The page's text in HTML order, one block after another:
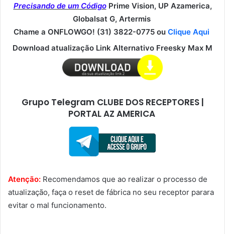
Precisando de um Código Prime Vision, UP Azamerica,
Globalsat G, Artermis
Chame a ONFLOWGO! (31) 3822-0775 ou Clique Aqui
Download atualização Link Alternativo Freesky Max M
Grupo Telegram CLUBE DOS RECEPTORES |
PORTAL AZ AMERICA
Atenção: Recomendamos que ao realizar o processo de
atualização, faça o reset de fábrica no seu receptor parara
evitar o mal funcionamento.